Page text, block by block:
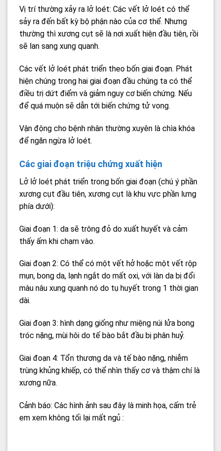
Vị trí thường xảy ra lở loét: Các vết lở loét có thể
sảy ra đến bất kỳ bộ phận nào của cơ thể. Nhưng
thường thì xương cụt sẽ là nơi xuất hiện đầu tiên, rồi
sẽ lan sang xung quanh.
Các vết lở loét phát triển theo bốn giai đoạn. Phát
hiện chúng trong hai giai đoạn đầu chúng ta có thể
điều trị dứt điểm và giảm nguy cơ biến chứng. Nếu
để quá muộn sẽ dẫn tới biến chứng tử vong.
Vận động cho bệnh nhân thường xuyên là chìa khóa
để ngăn ngừa lở loét.
Các giai đoạn triệu chứng xuất hiện
Lở lở loét phát triển trong bốn giai đoạn (chú ý phần
xương cụt đầu tiên, xương cụt là khu vực phần lưng
phía dưới):
Giai đoạn 1: da sẽ trông đỏ do xuất huyết và cảm
thấy ấm khi chạm vào.
Giai đoạn 2: Có thể có một vết hở hoặc một vết rộp
mụn, bong da, lạnh ngắt do mất oxi, với làn da bị đổi
màu nâu xung quanh nó do tụ huyết trong 1 thời gian
dài.
Giai đoạn 3: hình dạng giống như miệng núi lửa bong
tróc nặng, mùi hôi do tế bào bắt đầu bị phân huỷ.
Giai đoạn 4: Tổn thương da và tế bào nặng, nhiễm
trùng khủng khiếp, có thể nhìn thấy cơ và thậm chí là
xương nữa.
Cảnh báo: Các hình ảnh sau đây là minh họa, cấm trẻ
em xem không tối lại mất ngủ :